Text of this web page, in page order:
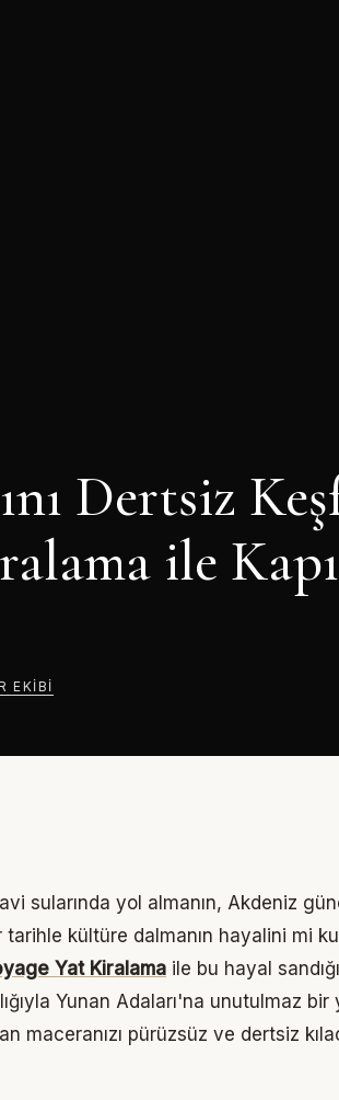
Dertsiz
ile
EKIBI
sularında yol almanın, Akdeniz
tarihle kültüre dalmanın hayalini mi
Yat Kiralama ile bu hayal
Yunan Adaları'na unutulmaz bir
maceranızı pürüzsüz ve dertsiz